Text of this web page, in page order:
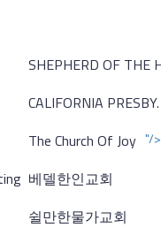
"/>
SHEPHERD OF THE
CALIFORNIA
The Church Of Joy
베델한인교회
쉴만한물가교회